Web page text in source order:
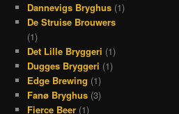
Dannevigs Bryghus (1)
De Struise Brouwers
(1)
Det Lille Bryggeri (1)
Dugges Bryggeri (1)
Edge Brewing (1)
Fanø Bryghus (3)
Fierce Beer (1)